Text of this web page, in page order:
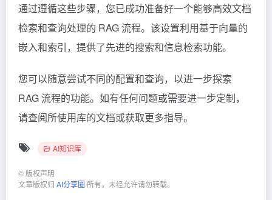
通过遵循这些步骤，您已成功准备好一个能够高效文档
检索和查询处理的 RAG 流程。该设置利用基于向量的
嵌入和索引，提供了先进的搜索和信息检索功能。
您可以随意尝试不同的配置和查询，以进一步探索
RAG 流程的功能。如有任何问题或需要进一步定制，
请查阅所使用库的文档或获取更多指导。
AI知识库
© 版权声明
文章版权归 AI分享圈 所有，未经允许请勿转载。